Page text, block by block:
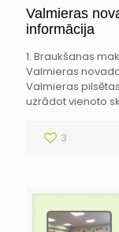
Valmieras
informācija
1. Braukšanas
Valmieras
Valmieras
uzrādot vienoto
3